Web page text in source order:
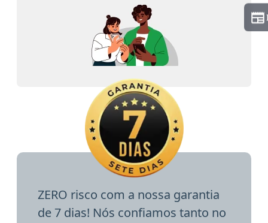
ZERO risco com a nossa garantia
de 7 dias! Nós confiamos tanto no